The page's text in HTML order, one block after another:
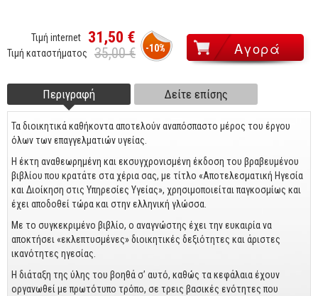
DTP
Web Design
Προγραμματισμός
Γενικά
Γενικά Θέματα
Business
Προσωπική Βελτίωση
Οικονομικά
Τεχνικά
-10%
Τιμή internet 31,50 €
Τιμή καταστήματος 35,00 €
Footer tabs
Περιγραφή
καρτέλα)
Δείτε επίσης
Τα διοικητικά καθήκοντα αποτελούν αναπόσπαστο μέρος του έργου
όλων των επαγγελματιών υγείας.
Η έκτη αναθεωρημένη και εκσυγχρονισμένη έκδοση του βραβευμένου
βιβλίου που κρατάτε στα χέρια σας, με τίτλο «Αποτελεσματική Ηγεσία
και Διοίκηση στις Υπηρεσίες Υγείας», χρησιμοποιείται παγκοσμίως και
έχει αποδοθεί τώρα και στην ελληνική γλώσσα.
Με το συγκεκριμένο βιβλίο, ο αναγνώστης έχει την ευκαιρία να
αποκτήσει «εκλεπτυσμένες» διοικητικές δεξιότητες και άριστες
ικανότητες ηγεσίας.
Η διάταξη της ύλης του βοηθά σ’ αυτό, καθώς τα κεφάλαια έχουν
οργανωθεί με πρωτότυπο τρόπο, σε τρεις βασικές ενότητες που